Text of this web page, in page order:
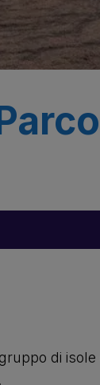
di